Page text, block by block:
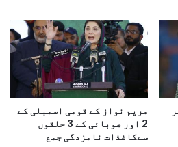
مریم نواز کے قومی اسمبلی کے
2 اور صوبائی کے 3 حلقوں
سےکاغذات نامزدگی جمع